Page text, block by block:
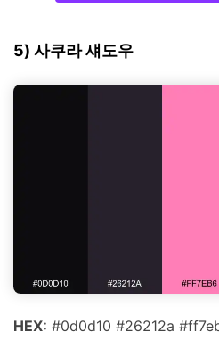
5) 사쿠라 섀도우
HEX: #0d0d10 #26212a